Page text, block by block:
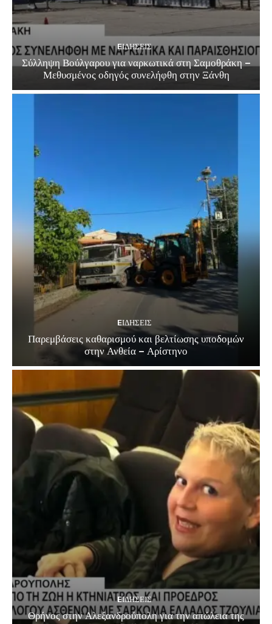
EΙΔΗΣΕΙΣ
Σύλληψη Βούλγαρου για ναρκωτικά στη Σαμοθράκη –
Μεθυσμένος οδηγός συνελήφθη στην Ξάνθη
EΙΔΗΣΕΙΣ
Παρεμβάσεις καθαρισμού και βελτίωσης υποδομών
στην Ανθεία – Αρίστηνο
EΙΔΗΣΕΙΣ
Θρήνος στην Αλεξανδρούπολη για την απώλεια της